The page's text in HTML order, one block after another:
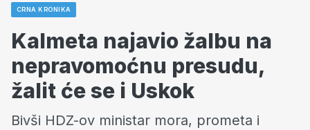
CRNA KRONIKA
Kalmeta najavio žalbu na
nepravomoćnu presudu,
žalit će se i Uskok
Bivši HDZ-ov ministar mora, prometa i